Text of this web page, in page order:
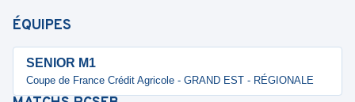
ÉQUIPES
SENIOR M1
Coupe de France Crédit Agricole - GRAND EST - RÉGIONALE